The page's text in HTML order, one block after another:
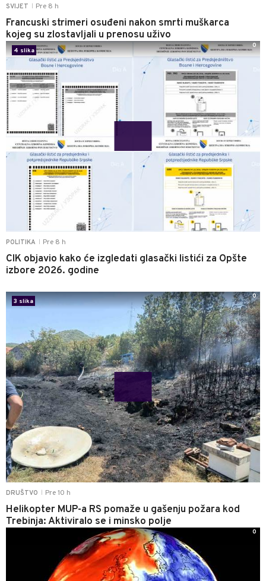
SVIJET Pre 8 h
Francuski strimeri osuđeni nakon smrti muškarca
kojeg su zlostavljali u prenosu uživo
POLITIKA Pre 8 h
CIK objavio kako će izgledati glasački listići za Opšte
izbore 2026. godine
4 slika
0
DRUŠTVO Pre 10 h
Helikopter MUP-a RS pomaže u gašenju požara kod
Trebinja: Aktiviralo se i minsko polje
3 slika
0
0